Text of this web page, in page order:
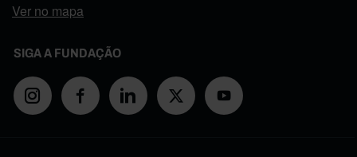
Ver no mapa
SIGA A FUNDAÇÃO